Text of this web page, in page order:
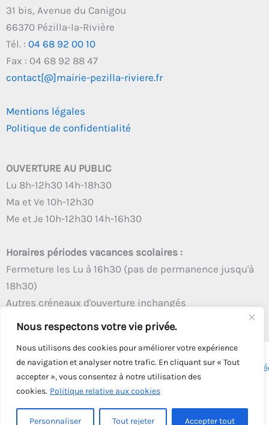
Nous respectons votre vie privée.
Nous utilisons des cookies pour améliorer votre expérience
de navigation et analyser notre trafic. En cliquant sur « Tout
accepter », vous consentez à notre utilisation des
cookies. Politique relative aux cookies
Personnaliser Tout rejeter Accepter tout
31 bis, Avenue du Canigou
66370 Pézilla-la-Rivière
Tél. : 04 68 92 00 10
Fax : 04 68 92 88 47
contact[@]mairie-pezilla-riviere.fr
Mentions légales
Politique de confidentialité
OUVERTURE AU PUBLIC
Lu 8h-12h30 14h-18h30
Ma et Ve 10h-12h30
Me et Je 10h-12h30 14h-16h30
Horaires périodes vacances scolaires :
Fermeture les Lu à 16h30 (pas de permanence jusqu'à
18h30)
Autres créneaux d'ouverture inchangés
Copyright © 2026 - Tous droits réservés - | Webmaster